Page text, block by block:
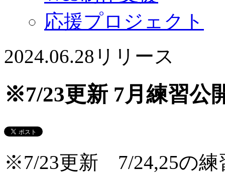
応援プロジェクト
2024.06.28 リリース
※7/23更新 7月練習公
※7/23更新 7/24,25の練